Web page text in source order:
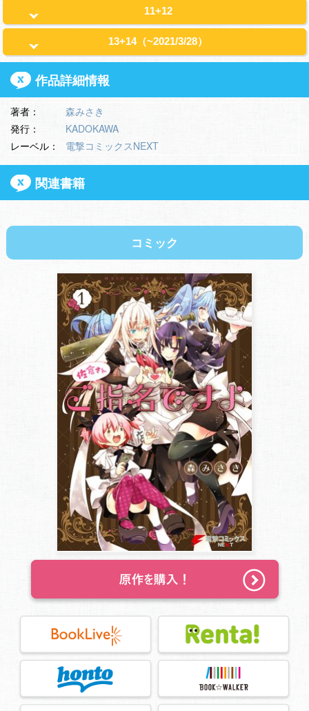
11+12
13+14（~2021/3/28）
作品詳細情報
著者：
森みさき
発行：
KADOKAWA
レーベル：
電撃コミックスNEXT
関連書籍
コミック